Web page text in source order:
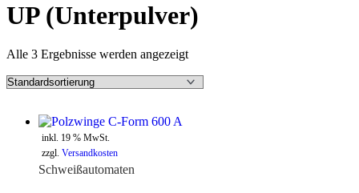
UP (Unterpulver)
Alle 3 Ergebnisse werden angezeigt
inkl. 19 % MwSt.
zzgl. Versandkosten
Schweißautomaten